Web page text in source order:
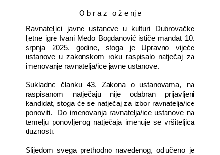
O b r a z l o ž e nj e
Ravnateljici javne ustanove u kulturi Dubrovačke
ljetne igre Ivani Medo Bogdanović ističe mandat 10.
srpnja 2025. godine, stoga je Upravno vijeće
ustanove u zakonskom roku raspisalo natječaj za
imenovanje ravnatelja/ice javne ustanove.
Sukladno članku 43. Zakona o ustanovama, na
raspisanom natječaju nije odabran prijavljeni
kandidat, stoga će se natječaj za izbor ravnatelja/ice
ponoviti.
Do imenovanja ravnatelja/ice ustanove na
temelju ponovljenog natječaja imenuje se vršiteljica
dužnosti.
Slijedom svega prethodno navedenog, odlučeno je